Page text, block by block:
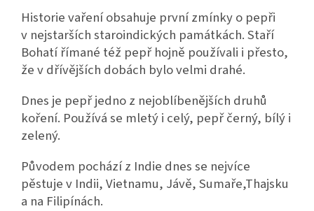
Historie vaření obsahuje první zmínky o pepři
v nejstarších staroindických památkách. Staří
Bohatí římané též pepř hojně používali i přesto,
že v dřívějších dobách bylo velmi drahé.
Dnes je pepř jedno z nejoblíbenějších druhů
koření. Používá se mletý i celý, pepř černý, bílý i
zelený.
Původem pochází z Indie dnes se nejvíce
pěstuje v Indii, Vietnamu, Jávě, Sumaře,Thajsku
a na Filipínách.